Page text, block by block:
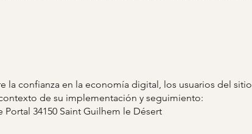
la confianza en la economía digital, los usuarios del sitio
de su implementación y seguimiento:
Portal 34150 Saint Guilhem le Désert